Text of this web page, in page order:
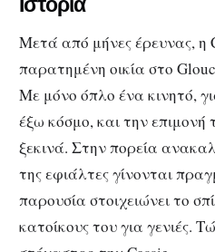
Ιστορία
Μετά από μήνες έρευνας, η
παρατημένη οικία στο
Με μόνο όπλο ένα κινητό,
έξω κόσμο, και την επιμονή
ξεκινά. Στην πορεία
της εφιάλτες γίνονται
παρουσία στοιχειώνει το
κατοίκους του για γενιές.